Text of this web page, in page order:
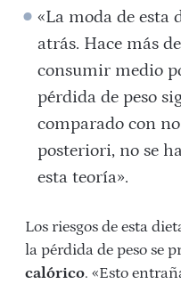
«La moda de esta
atrás. Hace más
consumir medio
pérdida de peso
comparado con
posteriori, no se
esta teoría».
Los riesgos de esta
la pérdida de peso se
calórico. «Esto